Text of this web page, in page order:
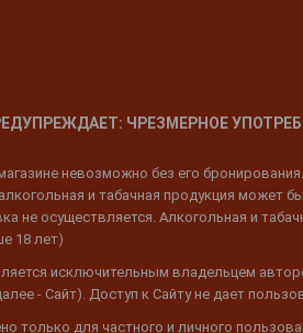
ЧРЕЗМЕРНОЕ
невозможно без его
и табачная продукция может
не осуществляется. Алкогольная и
18 лет)
исключительным владельцем
- Сайт). Доступ к Сайту не дает
только для частного и личного